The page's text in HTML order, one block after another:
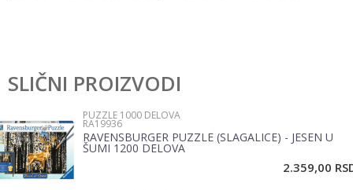
Ime/Nadimak
Email
SLIČNI PROIZVODI
PUZZLE 1000 DELOVA
RA19936
RAVENSBURGER PUZZLE (SLAGALICE) - JESEN U
ŠUMI 1200 DELOVA
2.359,00